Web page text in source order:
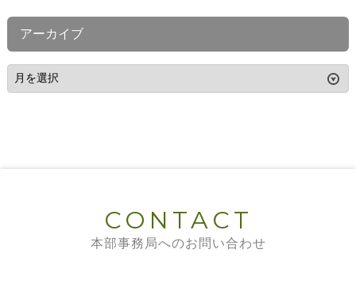
アーカイブ
CONTACT
本部事務局へのお問い合わせ